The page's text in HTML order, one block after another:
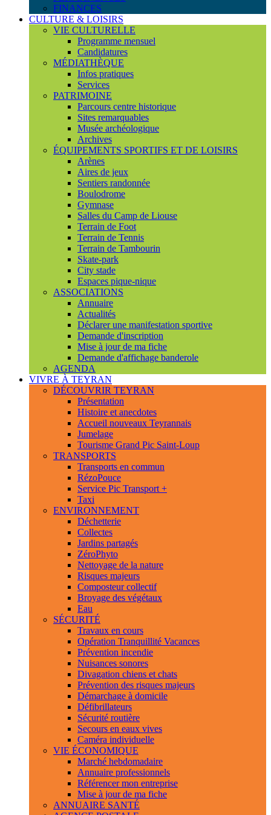
FINANCES
CULTURE & LOISIRS
VIE CULTURELLE
Programme mensuel
Candidatures
MÉDIATHÈQUE
Infos pratiques
Services
PATRIMOINE
Parcours centre historique
Sites remarquables
Musée archéologique
Archives
ÉQUIPEMENTS SPORTIFS ET DE LOISIRS
Arènes
Aires de jeux
Sentiers randonnée
Boulodrome
Gymnase
Salles du Camp de Liouse
Terrain de Foot
Terrain de Tennis
Terrain de Tambourin
Skate-park
City stade
Espaces pique-nique
ASSOCIATIONS
Annuaire
Actualités
Déclarer une manifestation sportive
Demande d'inscription
Mise à jour de ma fiche
Demande d'affichage banderole
AGENDA
VIVRE À TEYRAN
DÉCOUVRIR TEYRAN
Présentation
Histoire et anecdotes
Accueil nouveaux Teyrannais
Jumelage
Tourisme Grand Pic Saint-Loup
TRANSPORTS
Transports en commun
RézoPouce
Service Pic Transport +
Taxi
ENVIRONNEMENT
Déchetterie
Collectes
Jardins partagés
ZéroPhyto
Nettoyage de la nature
Risques majeurs
Composteur collectif
Broyage des végétaux
Eau
SÉCURITÉ
Travaux en cours
Opération Tranquillité Vacances
Prévention incendie
Nuisances sonores
Divagation chiens et chats
Prévention des risques majeurs
Démarchage à domicile
Défibrillateurs
Sécurité routière
Secours en eaux vives
Caméra individuelle
VIE ÉCONOMIQUE
Marché hebdomadaire
Annuaire professionnels
Référencer mon entreprise
Mise à jour de ma fiche
ANNUAIRE SANTÉ